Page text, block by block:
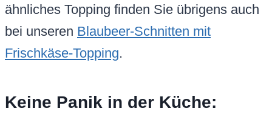
ähnliches Topping finden Sie übrigens auch
bei unseren Blaubeer-Schnitten mit
Frischkäse-Topping.
Keine Panik in der Küche: